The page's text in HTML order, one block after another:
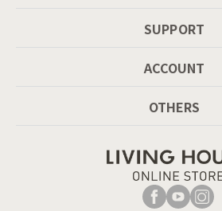
SUPPORT
ACCOUNT
OTHERS